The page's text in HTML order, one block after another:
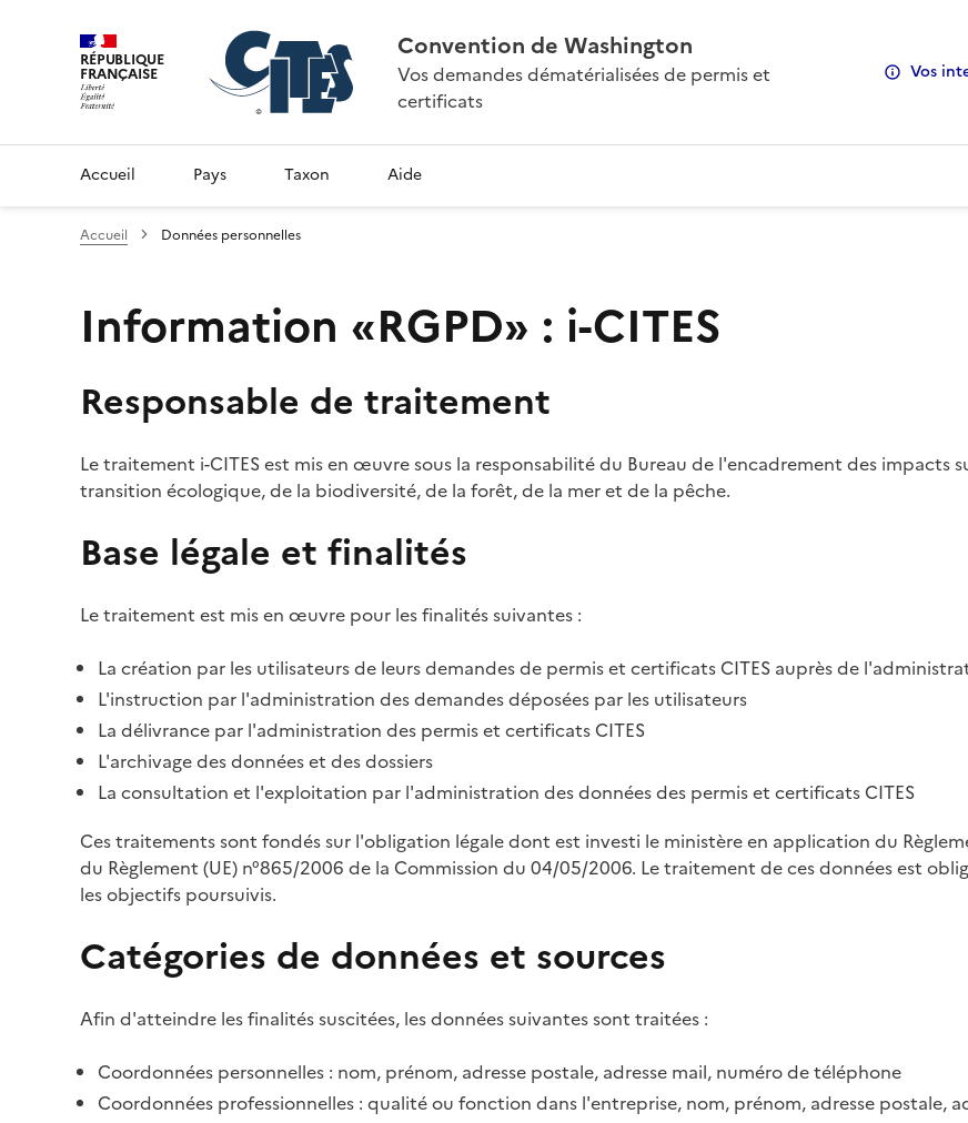
RÉPUBLIQUE
FRANÇAISE
Convention de Washington
Vos demandes dématérialisées de permis et
certificats
Vos
Accueil Pays Taxon Aide
Accueil Données personnelles
Information «RGPD» : i-CITES
Responsable de traitement
Le traitement i-CITES est mis en œuvre sous la responsabilité du Bureau de l'encadrement des impacts
transition écologique, de la biodiversité, de la forêt, de la mer et de la pêche.
Base légale et finalités
Le traitement est mis en œuvre pour les finalités suivantes :
La création par les utilisateurs de leurs demandes de permis et certificats CITES auprès de
L'instruction par l'administration des demandes déposées par les utilisateurs
La délivrance par l'administration des permis et certificats CITES
L'archivage des données et des dossiers
La consultation et l'exploitation par l'administration des données des permis et certificats CITES
Ces traitements sont fondés sur l'obligation légale dont est investi le ministère en application du
du Règlement (UE) n°865/2006 de la Commission du 04/05/2006. Le traitement de ces données est
les objectifs poursuivis.
Catégories de données et sources
Afin d'atteindre les finalités suscitées, les données suivantes sont traitées :
Coordonnées personnelles : nom, prénom, adresse postale, adresse mail, numéro de téléphone
Coordonnées professionnelles : qualité ou fonction dans l'entreprise, nom, prénom, adresse postale,